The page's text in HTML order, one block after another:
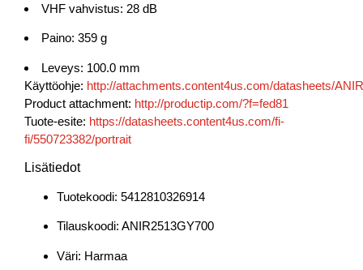
VHF vahvistus: 28 dB
Paino: 359 g
Leveys: 100.0 mm
Käyttöohje: http://attachments.content4us.com/datasheets/
Product attachment: http://productip.com/?f=fed81
Tuote-esite: https://datasheets.content4us.com/fi-
fi/550723382/portrait
Lisätiedot
Tuotekoodi: 5412810326914
Tilauskoodi: ANIR2513GY700
Väri: Harmaa